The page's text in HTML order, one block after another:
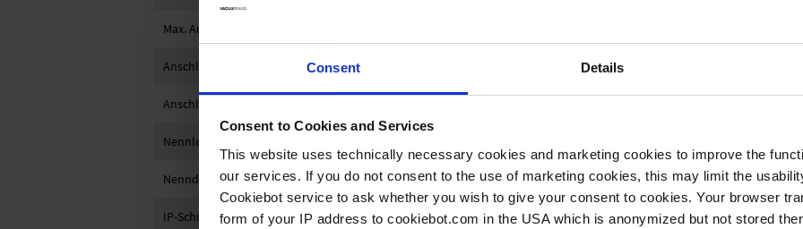
Consent Details
Consent to Cookies and Services
This website uses technically necessary cookies and marketing cookies to improve the
our services. If you do not consent to the use of marketing cookies, this may limit the
Cookiebot service to ask whether you wish to give your consent to cookies. Your browser
form of your IP address to cookiebot.com in the USA which is anonymized but not stored
Max. Auslassdruck absolut in bar
Anschluss saugseitig
Anschluss druckseitig
Nennleistung in kW
Nenndrehzahl 50/60 Hz 1500/
IP-Schutzart nach IEC 60529 IP 40